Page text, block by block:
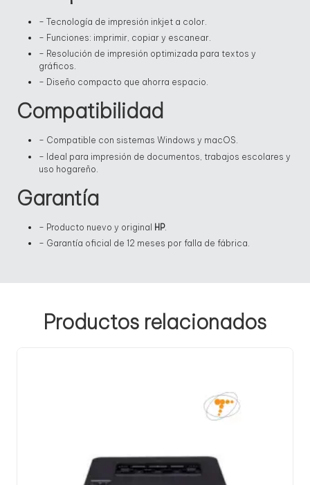
– Tecnología de impresión inkjet a color.
– Funciones: imprimir, copiar y escanear.
– Resolución de impresión optimizada para textos y
gráficos.
– Diseño compacto que ahorra espacio.
Compatibilidad
– Compatible con sistemas Windows y macOS.
– Ideal para impresión de documentos, trabajos escolares y
uso hogareño.
Garantía
– Producto nuevo y original HP.
– Garantía oficial de 12 meses por falla de fábrica.
Productos relacionados